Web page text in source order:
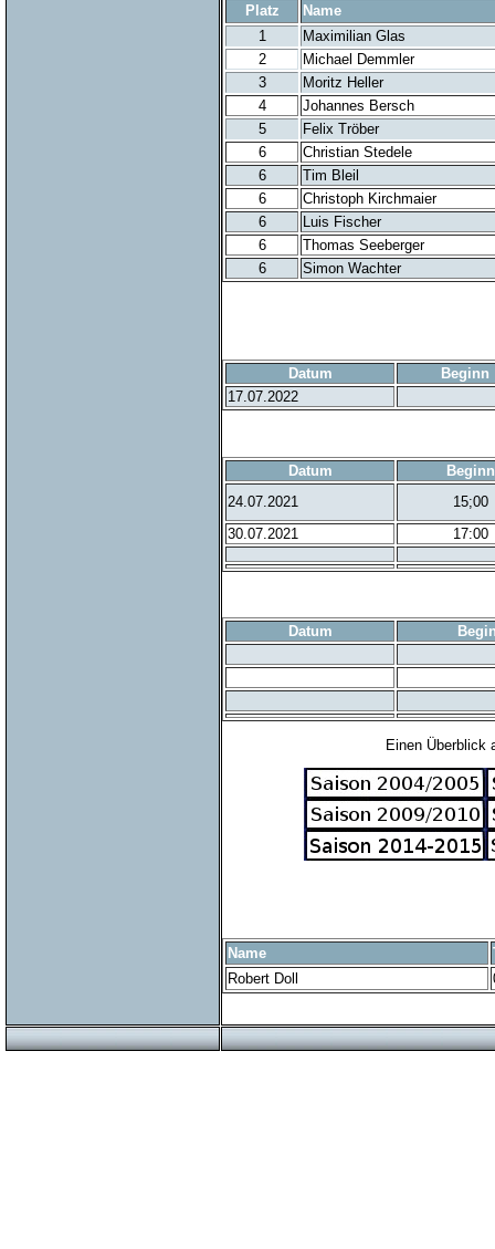
Platz
Name
1
Maximilian Glas
2
Michael Demmler
3
Moritz Heller
4
Johannes Bersch
5
Felix Tröber
6
Christian Stedele
6
Tim Bleil
6
Christoph Kirchmaier
6
Luis Fischer
6
Thomas Seeberger
6
Simon Wachter
Datum
Beginn
17.07.2022
Datum
Beginn
24.07.2021
15;00
30.07.2021
17:00
Datum
Einen Überblick
Name
Robert Doll